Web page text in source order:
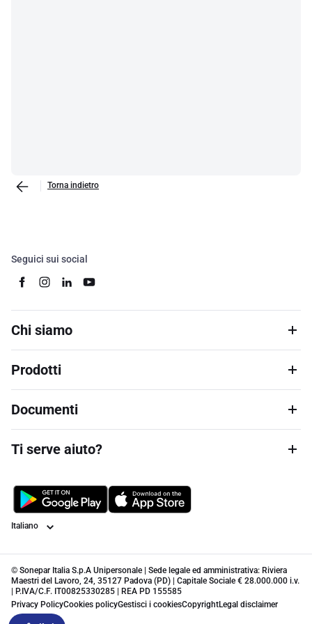
Torna indietro
Seguici sui social
Chi siamo
Prodotti
Documenti
Ti serve aiuto?
Lingua
© Sonepar Italia S.p.A Unipersonale | Sede legale ed amministrativa: Riviera
Maestri del Lavoro, 24, 35127 Padova (PD) | Capitale Sociale € 28.000.000 i.v.
| P.IVA/C.F. IT00825330285 | REA PD 155585
Privacy PolicyCookies policyGestisci i cookiesCopyrightLegal disclaimer